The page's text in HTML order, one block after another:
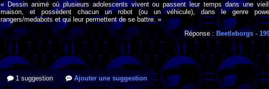
« Dessin animé où plusieurs adolescents vivent ou passent leur temps dans une
maison, et possèdent chacun un robot (ou un véhicule), dans le genre
rangers/medabots et qui leur permettent de se battre. »
Réponse : Beetleborgs-
1 suggestion Ajouter une suggestion